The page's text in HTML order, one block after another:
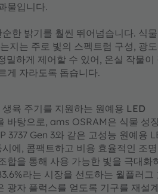
물입니다.
한 밝기를 훨씬 뛰어넘습니다. 식
지는 주로 빛의 스펙트럼 구성, 광
하게 제어할 수 있어, 온실 작물
게 자라도록 돕습니다.
육 주기를 지원하는 원예용 LED
바탕으로, ams OSRAM은 식물 성
Gen 3와 같은 고성능 원예용
에, 콤팩트하고 비용 효율적인 조
합을 통해 사용 가능한 빛을 극대
라는 시장을 선도하는 월플러
광자 플럭스를 얻도록 기구를 재설